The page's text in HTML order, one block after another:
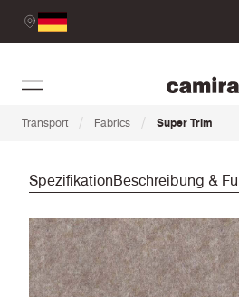
Transport / Fabrics / Super Trim
SpezifikationBeschreibung &